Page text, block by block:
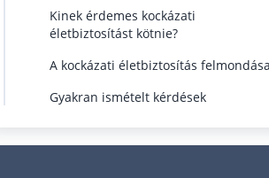
Kinek érdemes kockázati
életbiztosítást kötnie?
A kockázati életbiztosítás felmondása
Gyakran ismételt kérdések